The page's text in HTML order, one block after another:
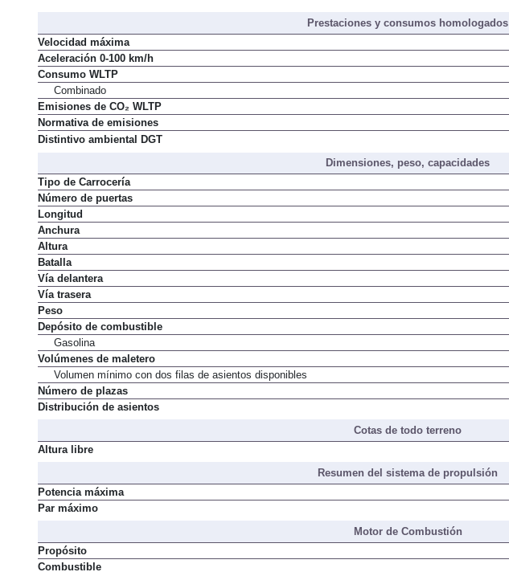
Prestaciones y consumos homologados
Velocidad máxima
Aceleración 0-100 km/h
Consumo WLTP
Combinado
Emisiones de CO₂ WLTP
Normativa de emisiones
Dimensiones, peso, capacidades
Tipo de Carrocería
Número de puertas
Longitud
Anchura
Altura
Batalla
Vía delantera
Vía trasera
Peso
Depósito de combustible
Gasolina
Volúmenes de maletero
Volumen mínimo con dos filas de asientos disponibles
Número de plazas
Cotas de todo terreno
Resumen del sistema de propulsión
Potencia máxima
Motor de Combustión
Propósito